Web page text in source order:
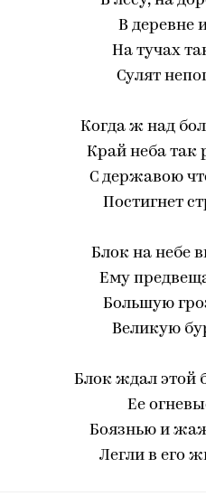
В деревне
На тучах
Сулят
Когда ж над
Край неба так
С державою
Постигнет
Блок на небе
Ему
Большую
Великую
Блок ждал этой
Ее
Боязнью и
Легли в его